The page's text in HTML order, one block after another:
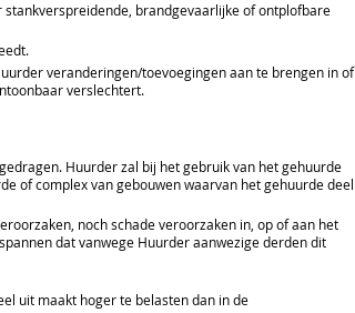
brandgevaarlijke of ontplofbare
veranderingen/toevoegingen aan te brengen in of
verslechtert.
Huurder zal bij het gebruik van het gehuurde
of complex van gebouwen waarvan het gehuurde deel
noch schade veroorzaken in, op of aan het
dat vanwege Huurder aanwezige derden dit
uit maakt hoger te belasten dan in de